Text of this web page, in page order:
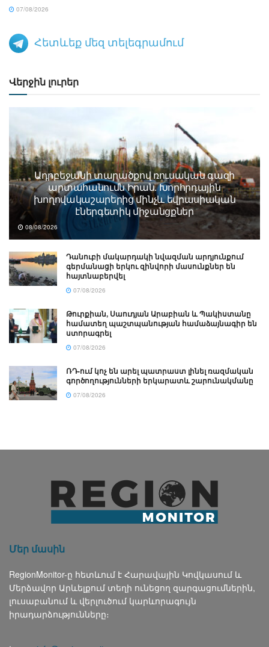
07/08/2026
Հետևեք մեզ տելեգրամում
Վերջին լուրեր
Ադրբեջանի տարածքով ռուսական գազի
արտահանումն Իրան. Խորհրդային
խողովակաշարերից մինչև եվրասիական
էներգետիկ միջանցքներ
08/08/2026
Դանուբի մակարդակի նվազման արդյունքում
գերմանացի երկու զինվորի մասունքներ են
հայտնաբերվել
07/08/2026
Թուրքիան, Սաուդյան Արաբիան և Պակիստանը
համատեղ պաշտպանության համաձայնագիր են
ստորագրել
07/08/2026
ՌԴ-ում կոչ են արել պատրաստ լինել ռազմական
գործողությունների երկարատև շարունակմանը
07/08/2026
Մեր մասին
RegionMonitor-ը հետևում է Հարավային Կովկասում և
Մերձավոր Արևելքում տեղի ունեցող զարգացումներին,
լուսաբանում և վերլուծում կարևորագույն
իրադարձությունները։